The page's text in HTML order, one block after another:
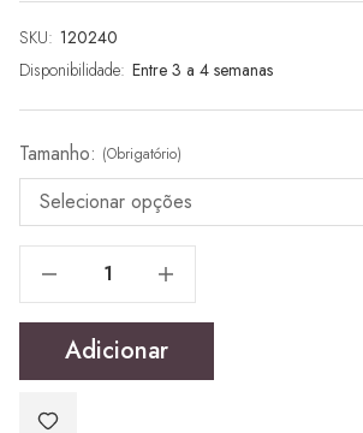
SKU: 120240
Disponibilidade: Entre 3 a 4 semanas
Stock
atual:
Tamanho: (Obrigatório)
Reduzir Quantidade De O & O Cabide Reduzir Quantidade De O & O Cabide
Adicionar